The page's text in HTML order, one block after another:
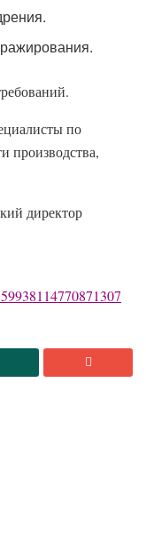
по
производства,
директор